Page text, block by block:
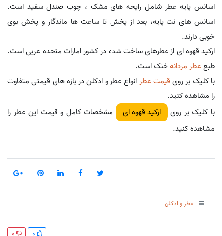
اسانس پایه عطر شامل رایحه های مشک ، چوب صندل سفید است.
اسانس های نت پایه، بعد از پخش تا ساعت ها ماندگار و پخش بوی
خوبی دارند.
ارکید قهوه ای از عطرهای ساخت شده در کشور امارات متحده عربی است.
طبع عطر مردانهخنک است.
با کلیک بر روی قیمت عطر انواع عطر و ادکلن در بازه های قیمتی متفاوت
را مشاهده کنید.
با کلیک بر روی
ارکید قهوه ای
مشخصات کامل و قیمت این عطر را
مشاهده کنید.
عطر و ادکلن